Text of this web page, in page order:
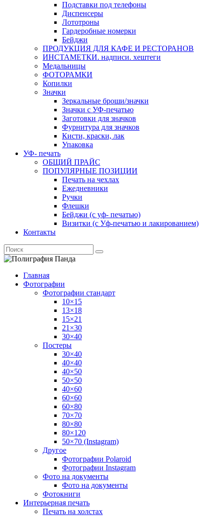
Подставки под телефоны
Диспенсеры
Лототроны
Гардеробные номерки
Бейджи
ПРОДУКЦИЯ ДЛЯ КАФЕ И РЕСТОРАНОВ
ИНСТАМЕТКИ. надписи. хештеги
Медальницы
ФОТОРАМКИ
Копилки
Значки
Зеркальные броши/значки
Значки с УФ-печатью
Заготовки для значков
Фурнитура для значков
Кисти, краски, лак
Упаковка
УФ- печать
ОБЩИЙ ПРАЙС
ПОПУЛЯРНЫЕ ПОЗИЦИИ
Печать на чехлах
Ежедневники
Ручки
Флешки
Бейджи (с уф- печатью)
Визитки (с Уф-печатью и лакированием)
Контакты
Главная
Фотографии
Фотографии стандарт
10×15
13×18
15×21
21×30
30×40
Постеры
30×40
40×40
40×50
50×50
40×60
60×60
60×80
70×70
80×80
80×120
50×70 (Instagram)
Другое
Фотографии Polaroid
Фотографии Instagram
Фото на документы
Фото на документы
Фотокниги
Интерьерная печать
Печать на холстах